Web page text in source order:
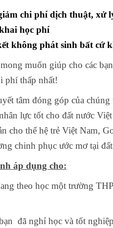
chi phí dịch thuật, xử
học phí
không phát sinh bất cứ
muốn giúp cho các
phí thấp nhất!
tâm đóng góp của
lực tốt cho đất nước
cho thế hệ trẻ Việt Nam,
chinh phục ước mơ tại
áp dụng cho:
theo học một trường
đã nghỉ học và tốt